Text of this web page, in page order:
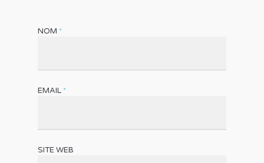
NOM *
EMAIL *
SITE WEB